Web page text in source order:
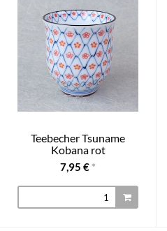
Teebecher Tsuname
Kobana rot
7,95 € *